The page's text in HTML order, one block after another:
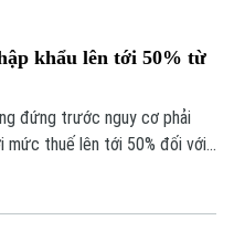
khẩu lên tới 50% từ
đứng trước nguy cơ phải
mức thuế lên tới 50% đối với